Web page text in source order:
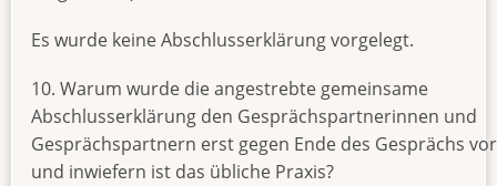
Es wurde keine Abschlusserklärung vorgelegt.
10. Warum wurde die angestrebte gemeinsame
Abschlusserklärung den Gesprächspartnerinnen und
Gesprächspartnern erst gegen Ende des Gesprächs
und inwiefern ist das übliche Praxis?